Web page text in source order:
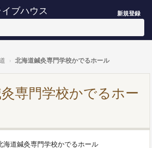
新規登録
北海道鍼灸専門学校かでるホール
専門学校かでるホー